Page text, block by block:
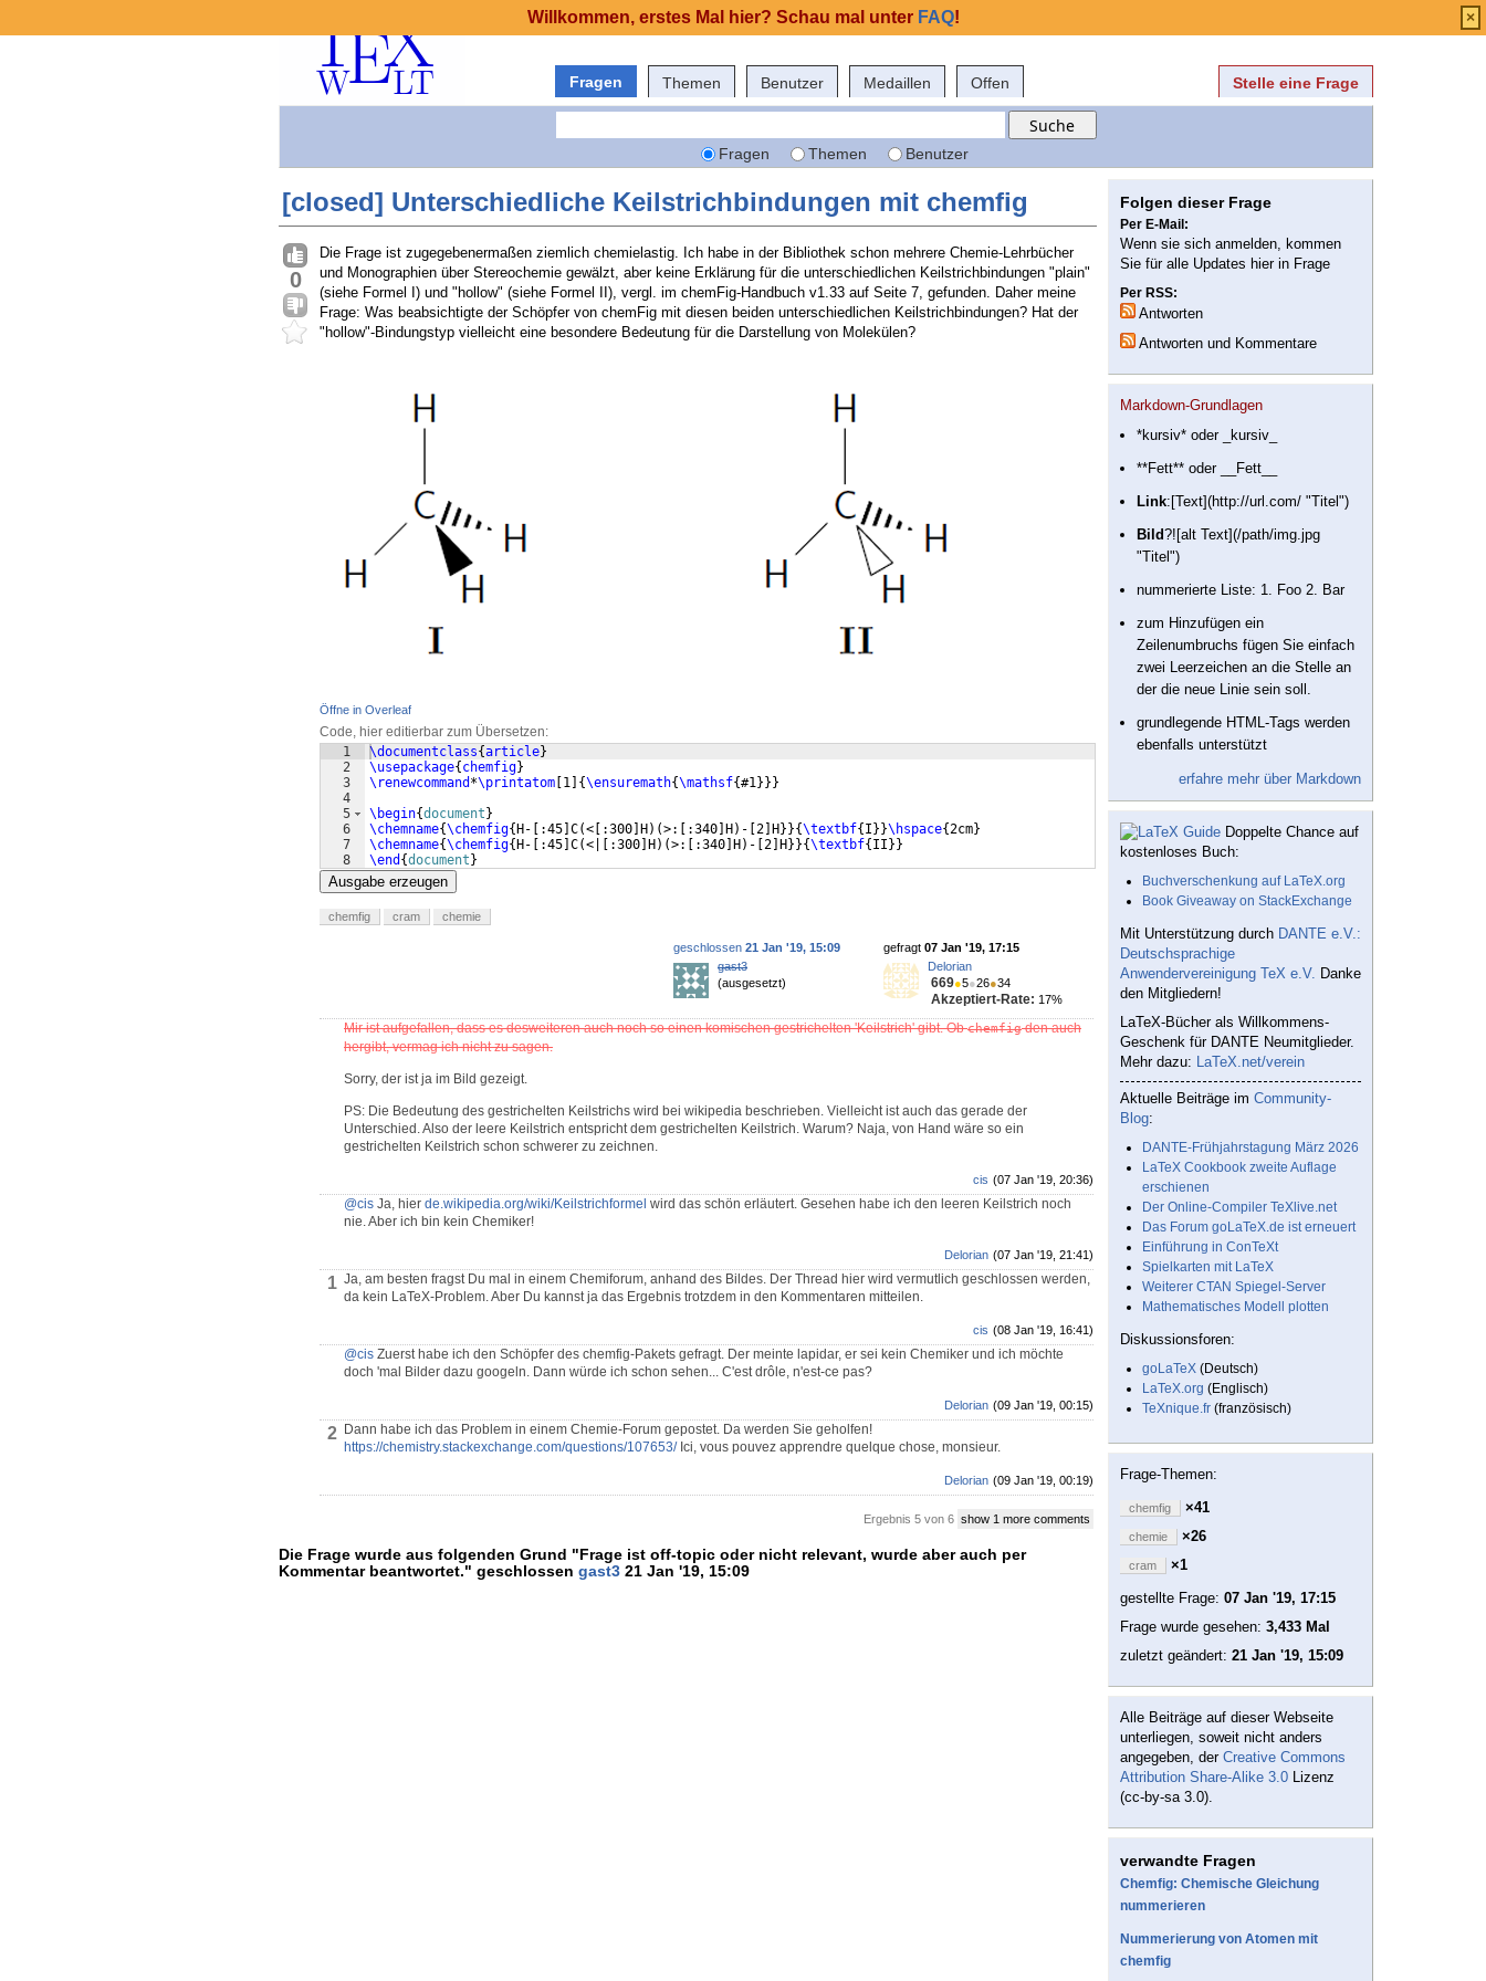
Fragen Themen Benutzer Medaillen Offen Stelle eine Frage
Fragen Themen Benutzer
[closed] Unterschiedliche Keilstrichbindungen mit chemfig
0
Die Frage ist zugegebenermaßen ziemlich chemielastig. Ich habe in der Bibliothek schon mehrere Chemie-Lehrbücher
und Monographien über Stereochemie gewälzt, aber keine Erklärung für die unterschiedlichen Keilstrichbindungen "plain"
(siehe Formel I) und "hollow" (siehe Formel II), vergl. im chemFig-Handbuch v1.33 auf Seite 7, gefunden. Daher meine
Frage: Was beabsichtigte der Schöpfer von chemFig mit diesen beiden unterschiedlichen Keilstrichbindungen? Hat der
"hollow"-Bindungstyp vielleicht eine besondere Bedeutung für die Darstellung von Molekülen?
Öffne in Overleaf
Code, hier editierbar zum Übersetzen:
1
2
3
4
5
6
7
8
\documentclass{article}
\usepackage{ chemfig}
\renewcommand *\printatom 1 {\ensuremath{\mathsf{#1}}}
\begin{document }
\chemname{\chemfig{ H- :45 C(< :300 H ) (>: :340 H ) - 2 H }}{\textbf{ I }}\hspace{2cm}
\chemname{\chemfig{ H- :45 C(<| :300 H ) (>: :340 H ) - 2 H }}{\textbf{ II }}
\end {document }
Ausgabe erzeugen
chemfig cram chemie
gefragt 07 Jan '19, 17:15
Delorian
669●5●26●34
Akzeptiert-Rate: 17%
geschlossen 21 Jan '19, 15:09
gast3
(ausgesetzt)
Mir ist aufgefallen, dass es desweiteren auch noch so einen komischen gestrichelten 'Keilstrich' gibt. Obchemfigden auch
hergibt, vermag ich nicht zu sagen.
Sorry, der ist ja im Bild gezeigt.
PS: Die Bedeutung des gestrichelten Keilstrichs wird bei wikipedia beschrieben. Vielleicht ist auch das gerade der
Unterschied. Also der leere Keilstrich entspricht dem gestrichelten Keilstrich. Warum? Naja, von Hand wäre so ein
gestrichelten Keilstrich schon schwerer zu zeichnen.
(07 Jan '19, 20:36)
cis
@cis Ja, hier de.wikipedia.org/wiki/Keilstrichformel wird das schön erläutert. Gesehen habe ich den leeren Keilstrich noch
nie. Aber ich bin kein Chemiker!
(07 Jan '19, 21:41)
Delorian
1 Ja, am besten fragst Du mal in einem Chemiforum, anhand des Bildes. Der Thread hier wird vermutlich geschlossen werden,
da kein LaTeX-Problem. Aber Du kannst ja das Ergebnis trotzdem in den Kommentaren mitteilen.
(08 Jan '19, 16:41)
cis
@cis Zuerst habe ich den Schöpfer des chemfig-Pakets gefragt. Der meinte lapidar, er sei kein Chemiker und ich möchte
doch 'mal Bilder dazu googeln. Dann würde ich schon sehen... C'est drôle, n'est-ce pas?
(09 Jan '19, 00:15)
Delorian
2
Dann habe ich das Problem in einem Chemie-Forum gepostet. Da werden Sie geholfen!
https://chemistry.stackexchange.com/questions/107653/Ici, vous pouvez apprendre quelque chose, monsieur.
(09 Jan '19, 00:19)
Delorian
Ergebnis 5 von 6 show 1 more comments
Die Frage wurde aus folgenden Grund "Frage ist off-topic oder nicht relevant, wurde aber auch per
Kommentar beantwortet." geschlossen gast3 21 Jan '19, 15:09
Folgen dieser Frage
Per E-Mail:
Wenn sie sich anmelden, kommen
Sie für alle Updates hier in Frage
Per RSS:
Antworten
Antworten und Kommentare
Markdown-Grundlagen
*kursiv* oder _kursiv_
**Fett** oder __Fett__
Link:[Text](http://url.com/ "Titel")
Bild?![alt Text](/path/img.jpg
"Titel")
nummerierte Liste: 1. Foo 2. Bar
zum Hinzufügen ein
Zeilenumbruchs fügen Sie einfach
zwei Leerzeichen an die Stelle an
der die neue Linie sein soll.
grundlegende HTML-Tags werden
ebenfalls unterstützt
erfahre mehr über Markdown
Doppelte Chance auf
kostenloses Buch:
Buchverschenkung auf LaTeX.org
Book Giveaway on StackExchange
Mit Unterstützung durch DANTE e.V.:
Deutschsprachige
Anwendervereinigung TeX e.V. Danke
den Mitgliedern!
LaTeX-Bücher als Willkommens-
Geschenk für DANTE Neumitglieder.
Mehr dazu: LaTeX.net/verein
Aktuelle Beiträge im Community-
Blog:
DANTE-Frühjahrstagung März 2026
LaTeX Cookbook zweite Auflage
erschienen
Der Online-Compiler TeXlive.net
Das Forum goLaTeX.de ist erneuert
Einführung in ConTeXt
Spielkarten mit LaTeX
Weiterer CTAN Spiegel-Server
Mathematisches Modell plotten
Diskussionsforen:
goLaTeX (Deutsch)
LaTeX.org (Englisch)
TeXnique.fr (französisch)
Frage-Themen:
chemfig ×41
chemie ×26
cram
×1
gestellte Frage: 07 Jan '19, 17:15
Frage wurde gesehen: 3,433 Mal
zuletzt geändert: 21 Jan '19, 15:09
Alle Beiträge auf dieser Webseite
unterliegen, soweit nicht anders
angegeben, der Creative Commons
Attribution Share-Alike 3.0 Lizenz
(cc-by-sa 3.0).
verwandte Fragen
Chemfig: Chemische Gleichung
nummerieren
Nummerierung von Atomen mit
chemfig
Willkommen, erstes Mal hier? Schau mal unter FAQ! ×